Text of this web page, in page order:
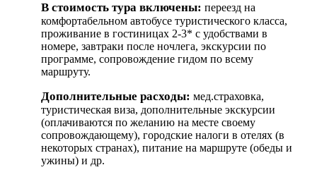
В стоимость тура включены: переезд на
комфортабельном автобусе туристического класса,
проживание в гостиницах 2-3* с удобствами в
номере, завтраки после ночлега, экскурсии по
программе, сопровождение гидом по всему
маршруту.
Дополнительные расходы: мед.страховка,
туристическая виза, дополнительные экскурсии
(оплачиваются по желанию на месте своему
сопровождающему), городские налоги в отелях (в
некоторых странах), питание на маршруте (обеды и
ужины) и др.